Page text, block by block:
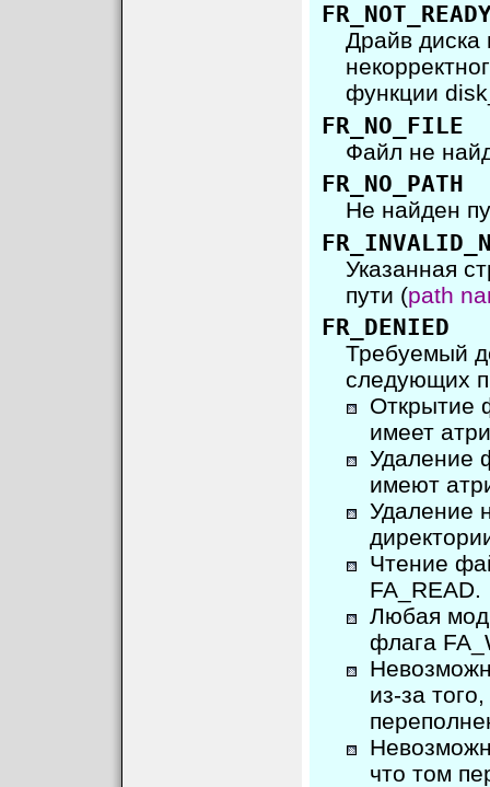
Драйв диска
функции
FR_NO_FILE
Файл не
FR_NO_PATH
Не найден
Указанная
пути (path
FR_DENIED
Требуемый
следующих
Открытие
имеет
Удаление
имеют
Удаление
Чтение
FA_READ.
Любая
флага
из-за
что том